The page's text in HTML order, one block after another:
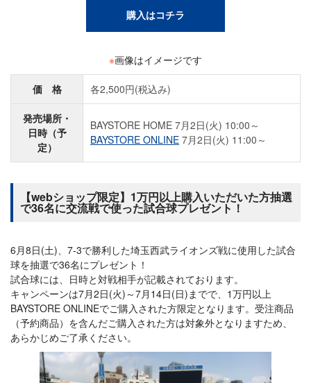
購入はコチラ
※画像はイメージです
価 格 各2,500円(税込み)
発売場所・
日時（予
定）
BAYSTORE HOME 7月2日(火) 10:00～
BAYSTORE ONLINE 7月2日(火) 11:00～
【webショップ限定】1万円以上購入いただいた方抽選
で36名に交流戦で使った試合球プレゼント！
6月8日(土)、7-3で勝利した埼玉西武ライオンズ戦に使用した試合
球を抽選で36名にプレゼント！
試合球には、日時と対戦相手が記載されております。
キャンペーンは7月2日(火)～7月14日(日)までで、1万円以上
BAYSTORE ONLINEでご購入された方限定となります。受注商品
（予約商品）を含んだご購入された方は対象外となりますため、
あらかじめご了承ください。